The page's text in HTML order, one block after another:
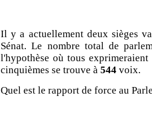
Il y a actuellement deux sièges
Sénat. Le nombre total de
l'hypothèse où tous
cinquièmes se trouve à 544 voix.
Quel est le rapport de force au